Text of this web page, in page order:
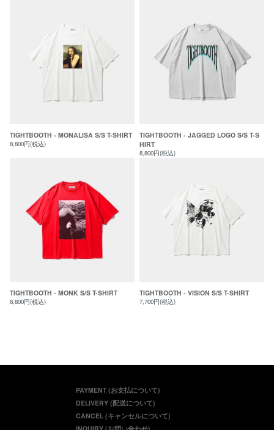
TIGHTBOOTH - MONALISA S/S T-SHIRT
8,800円(税込)
TIGHTBOOTH - JAGGED LOGO S/S T-S
HIRT
8,800円(税込)
TIGHTBOOTH - MONK S/S T-SHIRT
8,800円(税込)
TIGHTBOOTH - VISION S/S T-SHIRT
7,700円(税込)
PAYMENT (お支払について)
DELIVERY (配送について)
CANCEL (キャンセルについて)